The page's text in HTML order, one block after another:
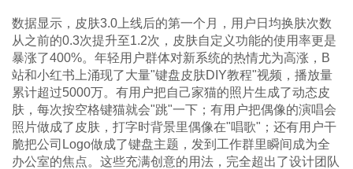
数据显示，皮肤3.0上线后的第一个月，用户日均换肤次数
从之前的0.3次提升至1.2次，皮肤自定义功能的使用率更是
暴涨了400%。年轻用户群体对新系统的热情尤为高涨，B
站和小红书上涌现了大量"键盘皮肤DIY教程"视频，播放量
累计超过5000万。有用户把自己家猫的照片生成了动态皮
肤，每次按空格键猫就会"跳"一下；有用户把偶像的演唱会
照片做成了皮肤，打字时背景里偶像在"唱歌"；还有用户干
脆把公司Logo做成了键盘主题，发到工作群里瞬间成为全
办公室的焦点。这些充满创意的用法，完全超出了设计团队